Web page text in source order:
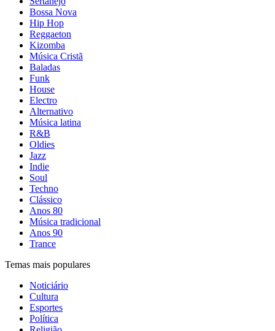
Bossa Nova
Hip Hop
Reggaeton
Kizomba
Música Cristã
Baladas
Funk
House
Electro
Alternativo
Música latina
R&B
Oldies
Jazz
Indie
Soul
Techno
Clássico
Anos 80
Música tradicional
Anos 90
Trance
Temas mais populares
Noticiário
Cultura
Esportes
Política